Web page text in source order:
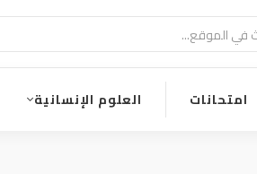
امتحانات العلوم الإنسانية